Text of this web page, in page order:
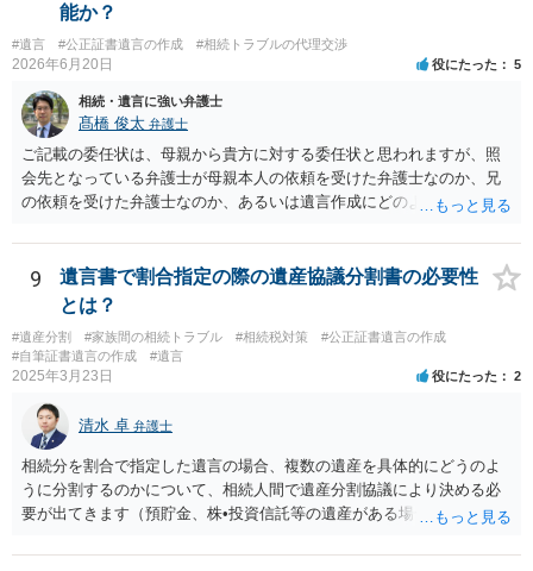
能か？
#遺言 #公正証書遺言の作成 #相続トラブルの代理交渉
2026年6月20日 役にたった 5
相続・遺言に強い弁護士
髙橋 俊太 弁護士
ご記載の委任状は、母親から貴方に対する委任状と思われますが、照
会先となっている弁護士が母親本人の依頼を受けた弁護士なのか、兄
の依頼を受けた弁護士なのか、あるいは遺言作成にどのような立場で
と思われます。 仮に、その弁護士が母親本人から依頼を受けているの
であれば、母親本人に対する報告義務が問題となります。母親が貴方
に一任する旨を明確に伝えており、委任状の内容にも、弁護士との連
絡、進捗確認、公正証書遺言の作成有無や控えの確認等が含まれてい
るのであれば、貴方から進捗状況等の説明を求める余地はあります。
他方で、その弁護士が兄の依頼を受けた弁護士である場合には、兄の
況を報告する義務があるとは限りません。また、親族間で利害対立が
ある可能性がある場合、守秘義務や本人意思確認の観点から、委任状
があるとしても直ちに内容を開示しないこともあり得ます。 公正証書
遺言が作成済みである場合でも、生前にその存在や内容を誰に開示す
るかは、基本的には遺言者本人の意思による問題です。まずは、母親
無・内容について説明してよい」旨を明確に伝えてもらい、委任状の
9
遺言書で割合指定の際の遺産協議分割書の必要性
とは？
#遺産分割 #家族間の相続トラブル #相続税対策
#公正証書遺言の作成
#自筆証書遺言の作成
#遺言
2025年3月23日 役にたった 2
清水 卓 弁護士
相続分を割合で指定した遺言の場合、複数の遺産を具体的にどうのよ
うに分割するのかについて、相続人間で遺産分割協議により決める必
要が出てきます（預貯金、株•投資信託等の遺産がある場合に、どの遺
投資信託は他の相続人にというような分け方をするのか等について